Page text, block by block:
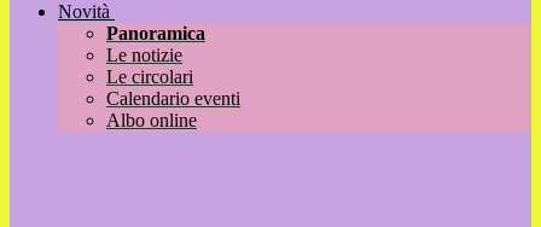
Novità
Panoramica
Le notizie
Le circolari
Calendario eventi
Albo online